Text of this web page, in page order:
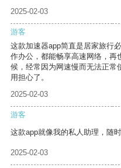
2025-02-03
游客
这款加速器app简直是居家旅行
作办公，都能畅享高速网络，再
候，经常因为网速慢而无法正常
用担心了。
2025-02-03
游客
这款app就像我的私人助理，随
2025-02-03